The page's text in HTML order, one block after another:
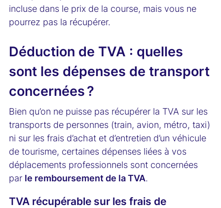
incluse dans le prix de la course, mais vous ne
pourrez pas la récupérer.
Déduction de TVA : quelles
sont les dépenses de transport
concernées ?
Bien qu’on ne puisse pas récupérer la TVA sur les
transports de personnes (train, avion, métro, taxi)
ni sur les frais d’achat et d’entretien d’un véhicule
de tourisme, certaines dépenses liées à vos
déplacements professionnels sont concernées
par le remboursement de la TVA.
TVA récupérable sur les frais de